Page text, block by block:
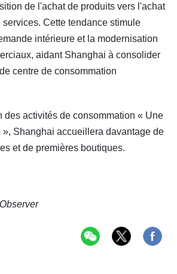
de l'achat de produits vers l'achat
Cette tendance stimule
intérieure et la modernisation
aidant Shanghai à consolider
centre de consommation
des activités de consommation « Une
», Shanghai accueillera davantage de
et de premières boutiques.